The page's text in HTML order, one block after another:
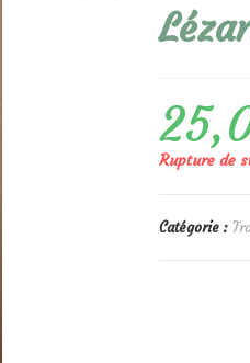
Rupture de
Catégorie :